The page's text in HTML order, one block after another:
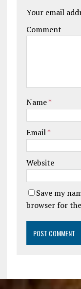
Your email
Comment
Name*
Email*
Website
Save my
browser for